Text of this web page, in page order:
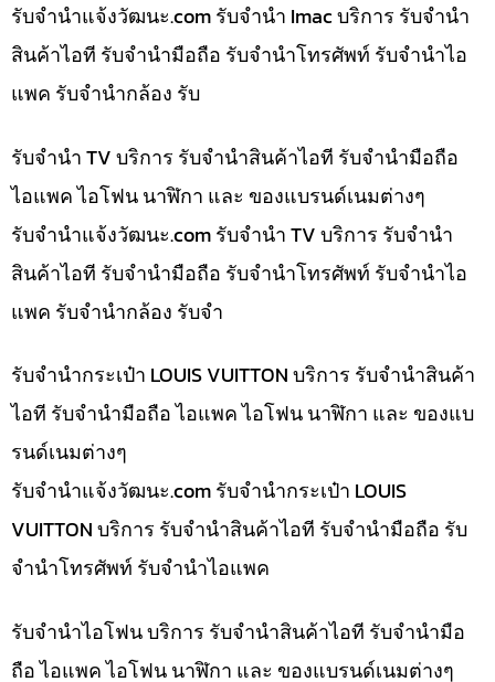
รับจํานําแจ้งวัฒนะ.com รับจำนำ Imac บริการ รับจำนำ
สินค้าไอที รับจำนำมือถือ รับจำนำโทรศัพท์ รับจำนำไอ
แพค รับจำนำกล้อง รับ
รับจำนำ TV บริการ รับจำนำสินค้าไอที รับจำนำมือถือ
ไอแพค ไอโฟน นาฬิกา และ ของแบรนด์เนมต่างๆ
รับจํานําแจ้งวัฒนะ.com รับจำนำ TV บริการ รับจำนำ
สินค้าไอที รับจำนำมือถือ รับจำนำโทรศัพท์ รับจำนำไอ
แพค รับจำนำกล้อง รับจำ
รับจำนำกระเป๋า LOUIS VUITTON บริการ รับจำนำสินค้า
ไอที รับจำนำมือถือ ไอแพค ไอโฟน นาฬิกา และ ของแบ
รนด์เนมต่างๆ
รับจํานําแจ้งวัฒนะ.com รับจำนำกระเป๋า LOUIS
VUITTON บริการ รับจำนำสินค้าไอที รับจำนำมือถือ รับ
จำนำโทรศัพท์ รับจำนำไอแพค
รับจำนำไอโฟน บริการ รับจำนำสินค้าไอที รับจำนำมือ
ถือ ไอแพค ไอโฟน นาฬิกา และ ของแบรนด์เนมต่างๆ